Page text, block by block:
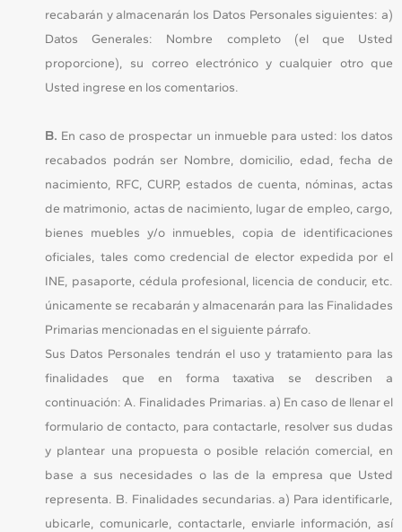
recabarán y almacenarán los Datos Personales siguientes: a)
Datos Generales: Nombre completo (el que Usted
proporcione), su correo electrónico y cualquier otro que
Usted ingrese en los comentarios.
B. En caso de prospectar un inmueble para usted: los datos
recabados podrán ser Nombre, domicilio, edad, fecha de
nacimiento, RFC, CURP, estados de cuenta, nóminas, actas
de matrimonio, actas de nacimiento, lugar de empleo, cargo,
bienes muebles y/o inmuebles, copia de identificaciones
oficiales, tales como credencial de elector expedida por el
INE, pasaporte, cédula profesional, licencia de conducir, etc.
únicamente se recabarán y almacenarán para las Finalidades
Primarias mencionadas en el siguiente párrafo.
Sus Datos Personales tendrán el uso y tratamiento para las
finalidades que en forma taxativa se describen a
continuación: A. Finalidades Primarias. a) En caso de llenar el
formulario de contacto, para contactarle, resolver sus dudas
y plantear una propuesta o posible relación comercial, en
base a sus necesidades o las de la empresa que Usted
representa. B. Finalidades secundarias. a) Para identificarle,
ubicarle, comunicarle, contactarle, enviarle información, así